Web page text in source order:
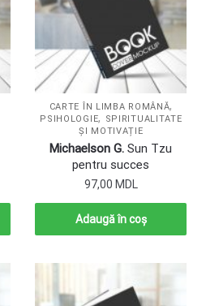
CARTE ÎN LIMBA ROMÂNĂ,
PSIHOLOGIE,
SPIRITUALITATE
ȘI MOTIVAȚIE
Michaelson G. Sun Tzu
pentru succes
97,00 MDL
Adaugă în coș